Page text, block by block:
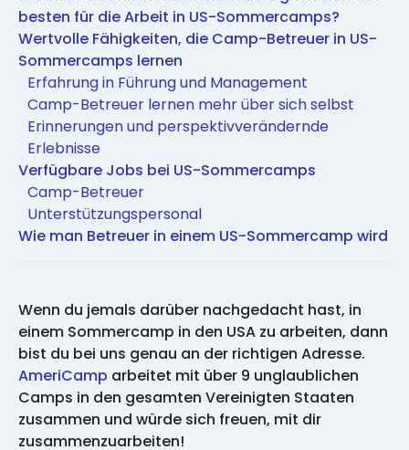
besten für die Arbeit in US-Sommercamps?
Wertvolle Fähigkeiten, die Camp-Betreuer in US-
Sommercamps lernen
Erfahrung in Führung und Management
Camp-Betreuer lernen mehr über sich selbst
Erinnerungen und perspektivverändernde
Erlebnisse
Verfügbare Jobs bei US-Sommercamps
Camp-Betreuer
Unterstützungspersonal
Wie man Betreuer in einem US-Sommercamp wird
Wenn du jemals darüber nachgedacht hast, in
einem Sommercamp in den USA zu arbeiten, dann
bist du bei uns genau an der richtigen Adresse.
AmeriCamp arbeitet mit über 9 unglaublichen
Camps in den gesamten Vereinigten Staaten
zusammen und würde sich freuen, mit dir
zusammenzuarbeiten!